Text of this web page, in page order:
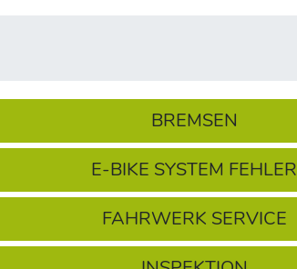
BREMSEN
E-BIKE SYSTEM FEHLER
FAHRWERK SERVICE